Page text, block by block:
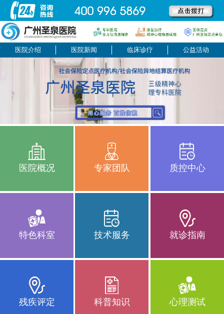
医院介绍 医院新闻 临床诊疗 公益活动
医院概况 专家团队 质控中心
特色科室 技术服务 就诊指南
残疾评定 科普知识 心理测试